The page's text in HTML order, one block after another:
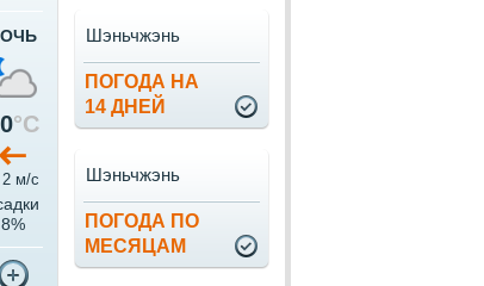
°C
2 м/c
8%
ПОГОДА НА
14 ДНЕЙ
Шэньчжэнь
ПОГОДА ПО
МЕСЯЦАМ
Шэньчжэнь